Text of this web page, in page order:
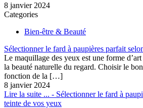
8 janvier 2024
Categories
Bien-être & Beauté
Sélectionner le fard à paupières parfait
Le maquillage des yeux est une forme
la beauté naturelle du regard. Choisir le
fonction de la […]
8 janvier 2024
Lire la suite ... - Sélectionner le fard à
teinte de vos yeux